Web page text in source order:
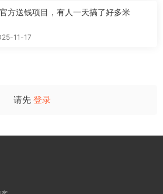
方送钱项目，有人一天搞了好多米
11-17
请先 登录